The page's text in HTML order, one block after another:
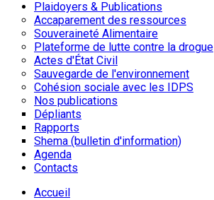
Plaidoyers & Publications
Accaparement des ressources
Souveraineté Alimentaire
Plateforme de lutte contre la drogue
Actes d'État Civil
Sauvegarde de l'environnement
Cohésion sociale avec les IDPS
Nos publications
Dépliants
Rapports
Shema (bulletin d'information)
Agenda
Contacts
Accueil